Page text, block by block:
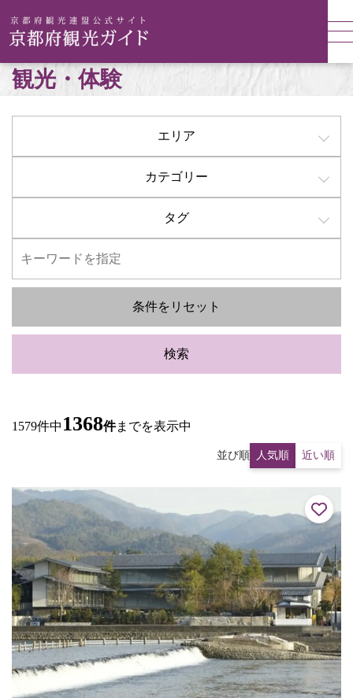
観光・体験
エリア
カテゴリー
タグ
条件をリセット
検索
1579件中 1368件までを表示中
並び順 人気順 近い順